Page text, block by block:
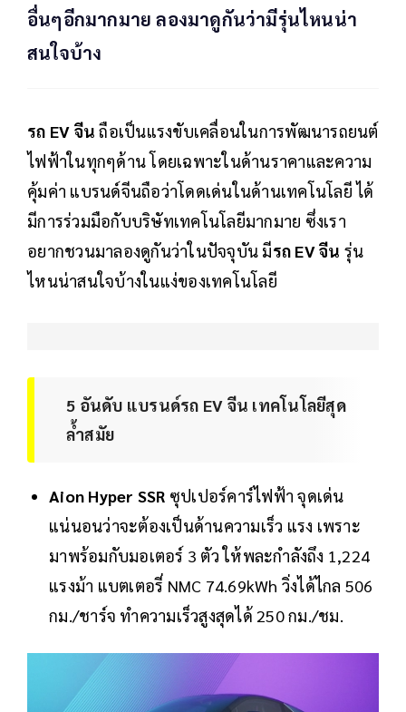
อื่นๆอีกมากมาย ลองมาดูกันว่ามีรุ่นไหนน่า
สนใจบ้าง
รถ EV จีน ถือเป็นแรงขับเคลื่อนในการพัฒนารถยนต์
ไฟฟ้าในทุกๆด้าน โดยเฉพาะในด้านราคาและความ
คุ้มค่า แบรนด์จีนถือว่าโดดเด่นในด้านเทคโนโลยี ได้
มีการร่วมมือกับบริษัทเทคโนโลยีมากมาย ซึ่งเรา
อยากชวนมาลองดูกันว่าในปัจจุบัน มีรถ EV จีน รุ่น
ไหนน่าสนใจบ้างในแง่ของเทคโนโลยี
5 อันดับ แบรนด์รถ EV จีน เทคโนโลยีสุด
ล้ำสมัย
Aion Hyper SSR ซุปเปอร์คาร์ไฟฟ้า จุดเด่น
แน่นอนว่าจะต้องเป็นด้านความเร็ว แรง เพราะ
มาพร้อมกับมอเตอร์ 3 ตัว ให้พละกำลังถึง 1,224
แรงม้า แบตเตอรี่ NMC 74.69kWh วิ่งได้ไกล 506
กม./ชาร์จ ทำความเร็วสูงสุดได้ 250 กม./ชม.